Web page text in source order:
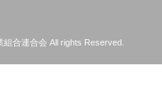
合連合会 All rights Reserved.